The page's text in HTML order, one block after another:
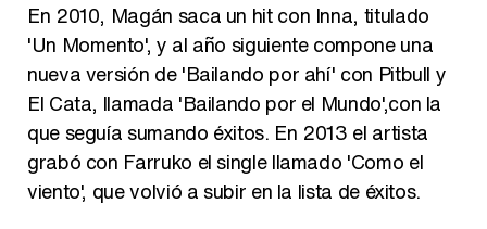
En 2010, Magán saca un hit con Inna, titulado
'Un Momento', y al año siguiente compone una
nueva versión de 'Bailando por ahí' con Pitbull y
El Cata, llamada 'Bailando por el Mundo',con la
que seguía sumando éxitos. En 2013 el artista
grabó con Farruko el single llamado 'Como el
viento', que volvió a subir en la lista de éxitos.